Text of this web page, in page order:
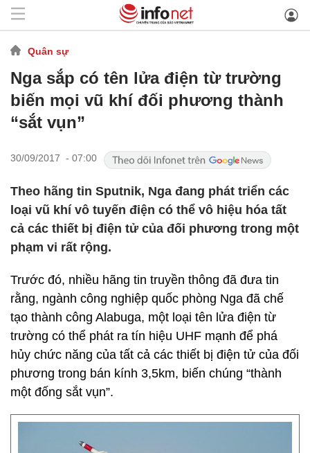
Quân sự
Nga sắp có tên lửa điện từ trường
biến mọi vũ khí đối phương thành
“sắt vụn”
30/09/2017 - 07:00
Theo hãng tin Sputnik, Nga đang phát triển các
loại vũ khí vô tuyến điện có thể vô hiệu hóa tất
cả các thiết bị điện tử của đối phương trong một
phạm vi rất rộng.
Trước đó, nhiều hãng tin truyền thông đã đưa tin
rằng, ngành công nghiệp quốc phòng Nga đã chế
tạo thành công Alabuga, một loại tên lửa điện từ
trường có thể phát ra tín hiệu UHF mạnh để phá
hủy chức năng của tất cả các thiết bị điện tử của đối
phương trong bán kính 3,5km, biến chúng “thành
một đống sắt vụn”.